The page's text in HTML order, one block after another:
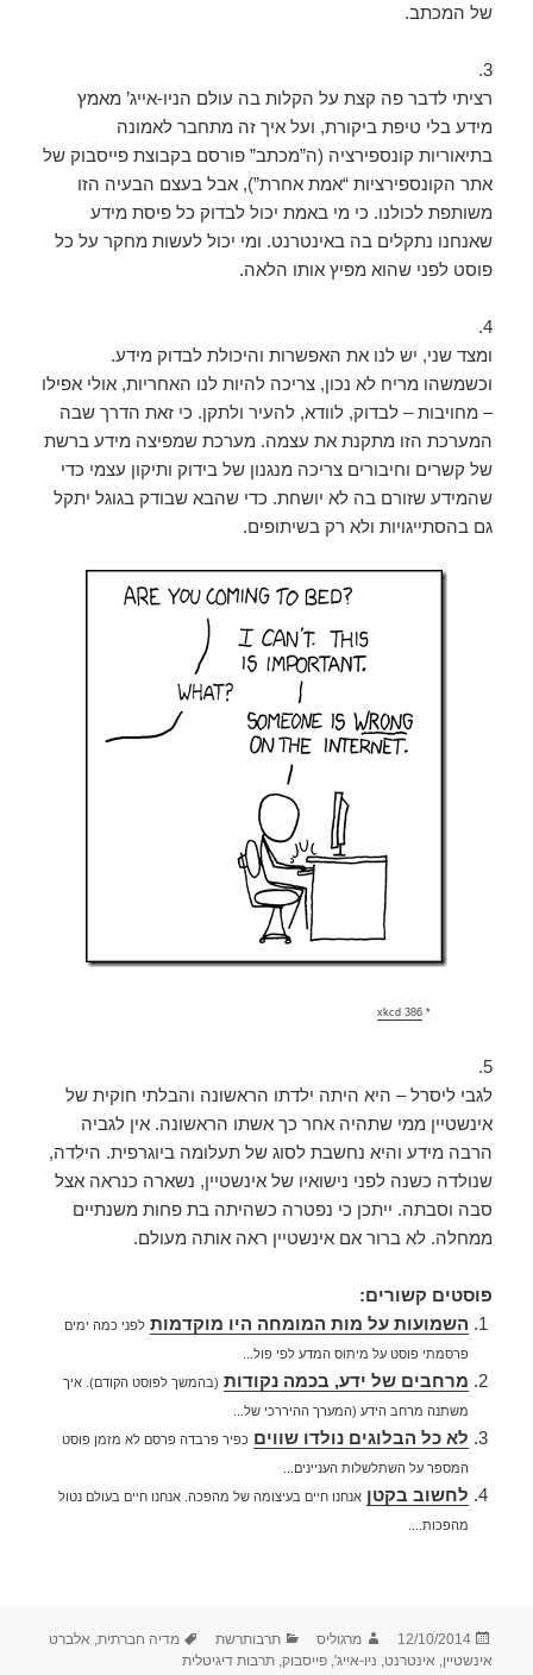
של המכתב.
3.
רציתי לדבר פה קצת על הקלות בה עולם הניו-אייג’ מאמץ
מידע בלי טיפת ביקורת, ועל איך זה מתחבר לאמונה
בתיאוריות קונספירציה (ה”מכתב” פורסם בקבוצת פייסבוק של
אתר הקונספירציות “אמת אחרת”), אבל בעצם הבעיה הזו
משותפת לכולנו. כי מי באמת יכול לבדוק כל פיסת מידע
שאנחנו נתקלים בה באינטרנט. ומי יכול לעשות מחקר על כל
פוסט לפני שהוא מפיץ אותו הלאה.
4.
ומצד שני, יש לנו את האפשרות והיכולת לבדוק מידע.
וכשמשהו מריח לא נכון, צריכה להיות לנו האחריות, אולי אפילו
– מחויבות – לבדוק, לוודא, להעיר ולתקן. כי זאת הדרך שבה
המערכת הזו מתקנת את עצמה. מערכת שמפיצה מידע ברשת
של קשרים וחיבורים צריכה מנגנון של בידוק ותיקון עצמי כדי
שהמידע שזורם בה לא יושחת. כדי שהבא שבודק בגוגל יתקל
גם בהסתייגויות ולא רק בשיתופים.
*
xkcd 386
5.
לגבי ליסרל – היא היתה ילדתו הראשונה והבלתי חוקית של
אינשטיין ממי שתהיה אחר כך אשתו הראשונה. אין לגביה
הרבה מידע והיא נחשבת לסוג של תעלומה ביוגרפית. הילדה,
שנולדה כשנה לפני נישואיו של אינשטיין, נשארה כנראה אצל
סבה וסבתה. ייתכן כי נפטרה כשהיתה בת פחות משנתיים
ממחלה. לא ברור אם אינשטיין ראה אותה מעולם.
פוסטים קשורים:
השמועות על מות המומחה היו מוקדמות לפני כמה ימים
פרסמתי פוסט על מיתוס המדע לפי פול...
מרחבים של ידע, בכמה נקודות (בהמשך לפוסט הקודם). איך
משתנה מרחב הידע (המערך ההיררכי של...
לא כל הבלוגים נולדו שווים כפיר פרבדה פרסם לא מזמן פוסט
המספר על השתלשלות העניינים...
לחשוב בקטן אנחנו חיים בעיצומה של מהפכה. אנחנו חיים בעולם נטול
מהפכות....
פורסם
בתאריך
12/10/2014 מחבר
מרגוליס קטגוריות
תרבותרשת תגיות
מדיה חברתית אלברט
אינשטיין אינטרנט ניו-אייג' ,פייסבוק ,תרבות דיגיטלית